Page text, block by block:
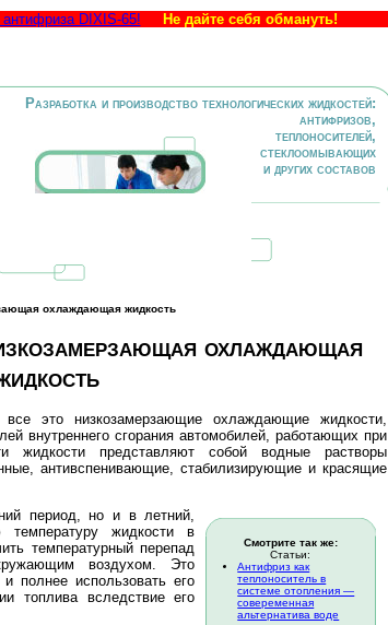
DIXIS-65! Не дайте себя обмануть!
Разработка и производство технологических жидкостей:
антифризов,
теплоносителей,
стеклоомывающих
и других составов
охлаждающая жидкость
охлаждающая
это низкозамерзающие охлаждающие жидкости,
внутреннего сгорания автомобилей, работающих при
жидкости представляют собой водные растворы
антивспенивающие, стабилизирующие и красящие
Смотрите так же:
Статьи:
Антифриз как
теплоноситель в
системе отопления —
совеременная
альтернатива воде
период, но и в летний,
температуру жидкости в
температурный перепад
воздухом. Это
полнее использовать его
топлива вследствие его